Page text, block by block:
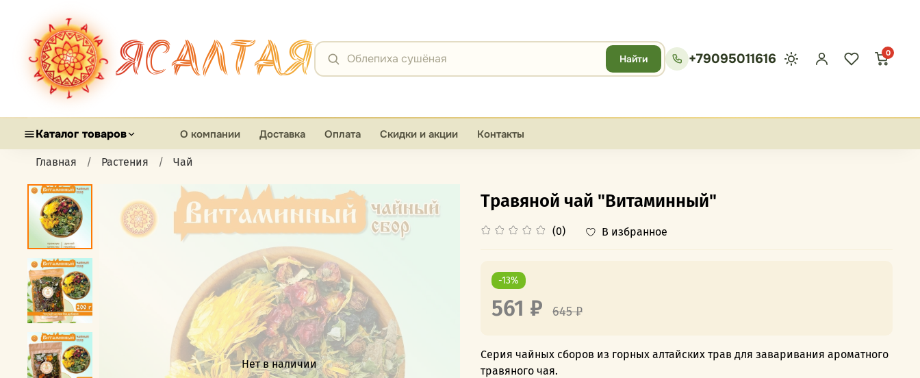
ЯСАЛТАЯ Облепиха сушёная Найти +79095011616 0
Каталог товаров О компании Доставка Оплата Скидки и акции Контакты
Главная Растения Чай
Нет в наличии
Травяной чай "Витаминный"
(0) В избранное
-13%
561 ₽ 645 ₽
Серия чайных сборов из горных алтайских трав для заваривания ароматного
травяного чая.